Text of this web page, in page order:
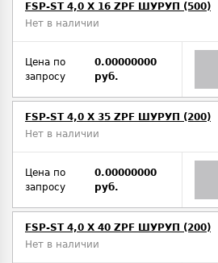
FSP-ST 4,0 X 16 ZPF ШУРУП (500)
Нет в наличии
Цена по
запросу
0.00000000
руб.
FSP-ST 4,0 X 35 ZPF ШУРУП (200)
Нет в наличии
Цена по
запросу
0.00000000
руб.
FSP-ST 4,0 X 40 ZPF ШУРУП (200)
Нет в наличии